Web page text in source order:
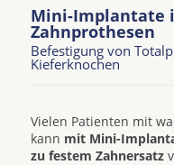
Mini-Implantate
Zahnprothesen
Befestigung von
Kieferknochen
Vielen Patienten mit
kann mit Mini-
zu festem Zahnersatz